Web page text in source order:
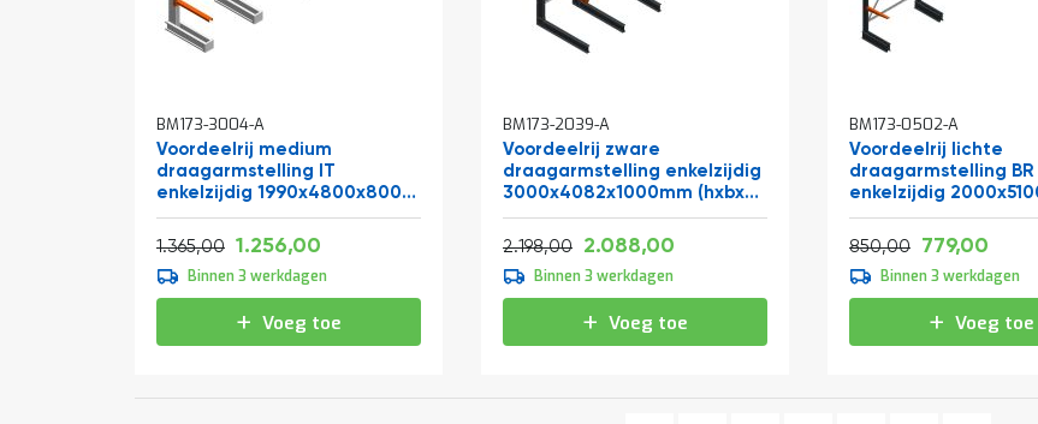
BM173-3004-A
Voordeelrij medium
draagarmstelling IT
enkelzijdig 1990x4800x800
mm (hxbxd) 3 niveaus
Normale prijs
1.365,00 1.651,65
Vanaf
1.256,00
Binnen 3 werkdagen
Voeg toe
BM173-2039-A
Voordeelrij zware
draagarmstelling enkelzijdig
3000x4082x1000mm (hxbxd)
2 niveaus
Normale prijs
2.198,00 2.659,58
Vanaf
2.088,00
Binnen 3 werkdagen
Voeg toe
BM173-0502-A
Voordeelrij lichte
draagarmstelling BR
enkelzijdig
mm (hxbxd) 3
Normale prijs
850,00 1.028,50
Vanaf
779,00
Binnen 3 werkdagen
Voeg toe